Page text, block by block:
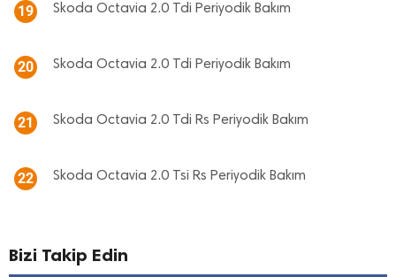
19 Skoda Octavia 2.0 Tdi Periyodik Bakım
20 Skoda Octavia 2.0 Tdi Periyodik Bakım
21 Skoda Octavia 2.0 Tdi Rs Periyodik Bakım
22 Skoda Octavia 2.0 Tsi Rs Periyodik Bakım
Bizi Takip Edin